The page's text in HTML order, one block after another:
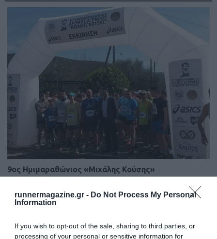
runnermagazine.gr - Do Not Process My Personal
Information
If you wish to opt-out of the sale, sharing to third parties, or
processing of your personal or sensitive information for
9ος Ημιμαραθώνιος «Μιχάλης Κούσης»